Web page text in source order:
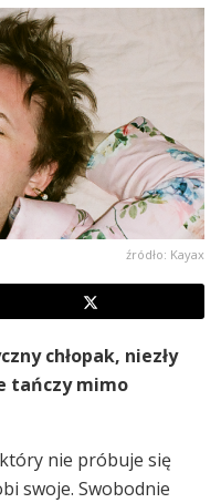
źródło: Kayax
chłopak, niezły
tańczy mimo
nie próbuje się
swoje. Swobodnie